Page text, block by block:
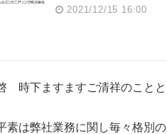
2021/12/15 16:00
時下ますますご清祥のことと
は弊社業務に関し毎々格別の